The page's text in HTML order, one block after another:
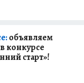
объявляем
конкурсе
старт»!